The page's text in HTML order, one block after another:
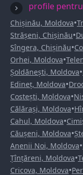
profile
Chișinău, Moldova•
Strășeni, Chișinău•
Sîngera, Chișinău•
Orhei, Moldova•
Șoldănești, Moldova•
Edineț, Moldova•
Costești, Moldova•
Călărași, Moldova•
Cahul, Moldova•
Căușeni, Moldova•
Anenii Noi, Moldova•
Țînțăreni, Moldova•
Cricova, Moldova•